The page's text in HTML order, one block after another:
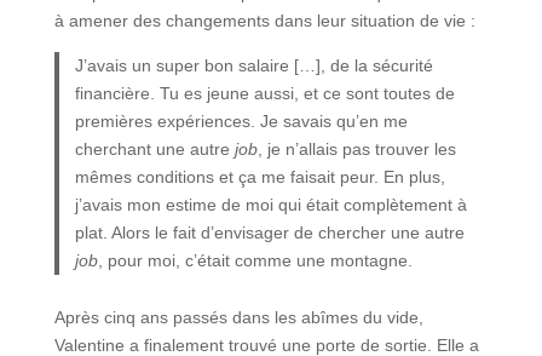
à amener des changements dans leur situation de vie :
J’avais un super bon salaire […], de la sécurité
financière. Tu es jeune aussi, et ce sont toutes de
premières expériences. Je savais qu’en me
cherchant une autrejob , je n’allais pas trouver les
mêmes conditions et ça me faisait peur. En plus,
j’avais mon estime de moi qui était complètement à
plat. Alors le fait d’envisager de chercher une autre
job , pour moi, c’était comme une montagne.
Après cinq ans passés dans les abîmes du vide,
Valentine a finalement trouvé une porte de sortie. Elle a